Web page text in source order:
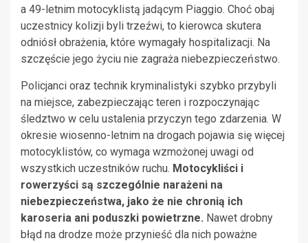
a 49-letnim motocyklistą jadącym Piaggio. Choć obaj
uczestnicy kolizji byli trzeźwi, to kierowca skutera
odniósł obrażenia, które wymagały hospitalizacji. Na
szczęście jego życiu nie zagraża niebezpieczeństwo.
Policjanci oraz technik kryminalistyki szybko przybyli
na miejsce, zabezpieczając teren i rozpoczynając
śledztwo w celu ustalenia przyczyn tego zdarzenia. W
okresie wiosenno-letnim na drogach pojawia się więcej
motocyklistów, co wymaga wzmożonej uwagi od
wszystkich uczestników ruchu. Motocykliści i
rowerzyści są szczególnie narażeni na
niebezpieczeństwa, jako że nie chronią ich
karoseria ani poduszki powietrzne. Nawet drobny
błąd na drodze może przynieść dla nich poważne